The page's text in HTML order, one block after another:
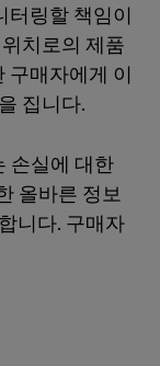
터링할 책임이
치로의 제품
구매자에게 이
집니다.
손실에 대한
올바른 정보
니다. 구매자